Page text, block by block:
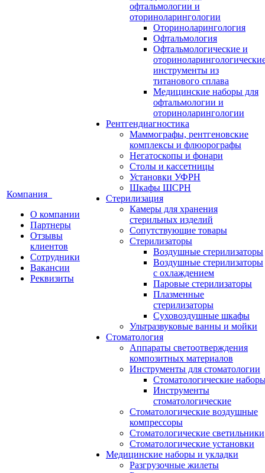
Компания
О компании
Партнеры
Отзывы
клиентов
Сотрудники
Вакансии
Реквизиты
офтальмологии и
оториноларингологии
Оториноларингология
Офтальмология
Офтальмологические и
инструменты из
титанового сплава
Медицинские наборы для
офтальмологии и
оториноларингологии
Рентгендиагностика
Маммографы, рентгеновские
комплексы и флюорографы
Негатоскопы и фонари
Столы и кассетницы
Установки УФРН
Шкафы ШСРН
Стерилизация
Камеры для хранения
стерильных изделий
Сопутствующие товары
Стерилизаторы
Воздушные стерилизаторы
Воздушные стерилизаторы
с охлаждением
Паровые стерилизаторы
Плазменные
стерилизаторы
Суховоздушные шкафы
Ультразвуковые ванны и мойки
Стоматология
Аппараты светоотверждения
композитных материалов
Инструменты для стоматологии
Стоматологические
Инструменты
стоматологические
Стоматологические воздушные
компрессоры
Стоматологические светильники
Стоматологические установки
Медицинские наборы и укладки
Разгрузочные жилеты